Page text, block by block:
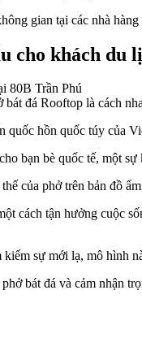
gian tại các nhà
cho khách du
đá Rooftop là cách
hồn quốc túy của
bạn bè quốc tế, một
của phở trên bản đồ
cách tận hưởng cuộc
sự mới lạ, mô hình
bát đá và cảm nhận